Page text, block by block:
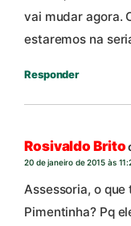
vai mudar agora.
estaremos na
Responder
Rosivaldo Brito
20 de janeiro de 2015 às
Assessoria, o
Pimentinha? Pq